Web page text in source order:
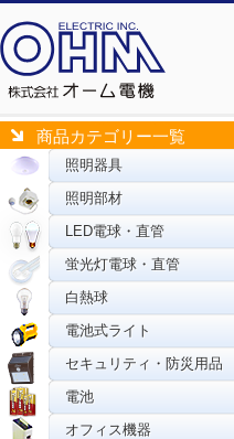
商品カテゴリー一覧
照明器具
照明部材
LED電球・直管
蛍光灯電球・直管
白熱球
電池式ライト
セキュリティ・防災用品
電池
オフィス機器